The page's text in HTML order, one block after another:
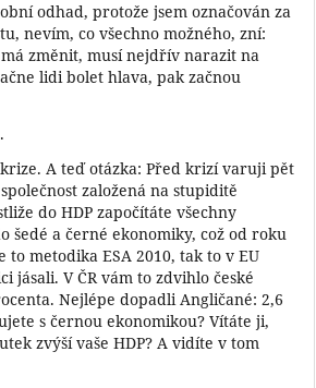
odhad, protože jsem označován za
nevím, co všechno možného, zní:
má změnit, musí nejdřív narazit na
lidi bolet hlava, pak začnou
A teď otázka: Před krizí varuji pět
založená na stupiditě
do HDP započítáte všechny
šedé a černé ekonomiky, což od roku
to metodika ESA 2010, tak to v EU
jásali. V ČR vám to zdvihlo české
Nejlépe dopadli Angličané: 2,6
s černou ekonomikou? Vítáte ji,
zvýší vaše HDP? A vidíte v tom